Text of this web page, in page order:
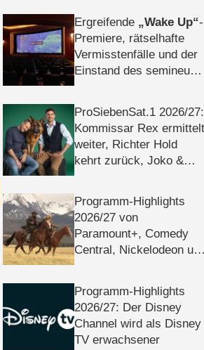
Ergreifende Wake Up -
Premiere, rätselhafte
Vermisstenfälle und der
Einstand des semineuen
ProSiebenSat.1 2026/​27:
Kommissar Rex ermittelt
weiter, Richter Hold
kehrt zurück, Joko &
Programm-Highlights
2026/​27 von
Paramount+, Comedy
Central, Nickelodeon und
Programm-Highlights
2026/​27: Der Disney
Channel wird als Disney
TV erwachsener